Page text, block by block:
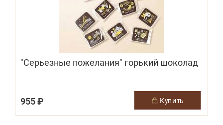
"Серьезные пожелания" горький шоколад
955 ₽ купить